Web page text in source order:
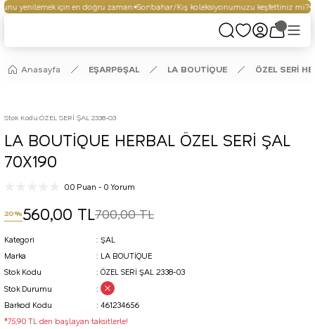
yenilemek için en doğru zaman. Sonbahar/Kış koleksiyonumuzu keşfettiniz mi?
Anasayfa EŞARP&ŞAL LA BOUTİQUE ÖZEL SERİ
Stok Kodu:ÖZEL SERİ ŞAL 2338-03
LA BOUTİQUE HERBAL ÖZEL SERİ ŞAL
70X190
0.0 Puan - 0 Yorum
20%560,00 TL700,00 TL
Kategori
ŞAL
Marka
LA BOUTİQUE
Stok Kodu
ÖZEL SERİ ŞAL 2338-03
Stok Durumu
Barkod Kodu
461234656
*75,90 TL den başlayan taksitlerle!